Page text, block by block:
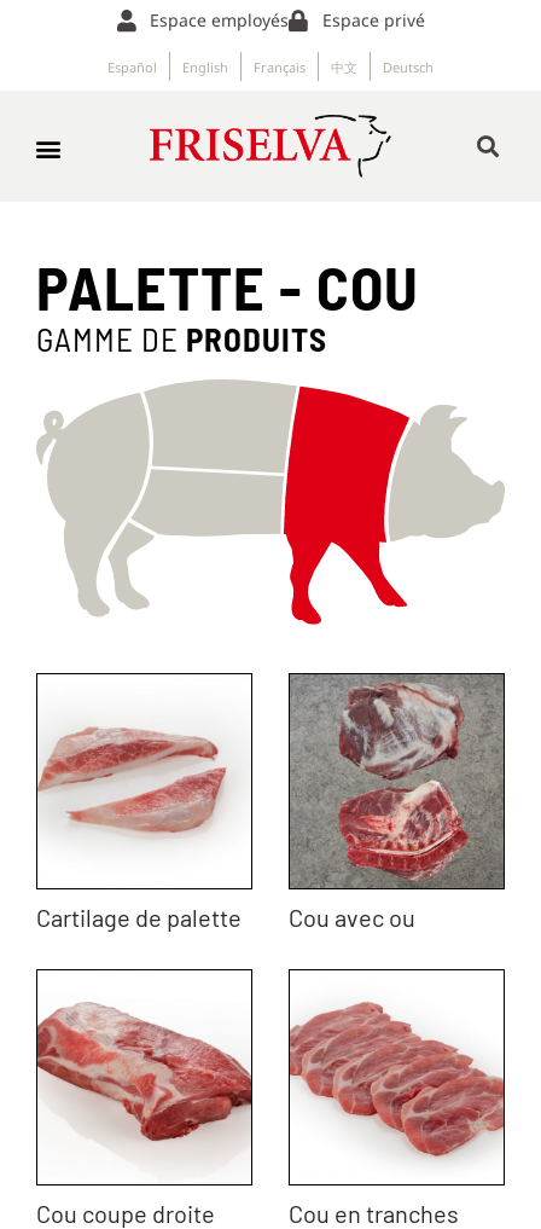
Espace employés Espace privé
Español English Français 中文 Deutsch
PALETTE - COU
GAMME DE PRODUITS
Cartilage de palette Cou avec ou
Cou coupe droite Cou en tranches